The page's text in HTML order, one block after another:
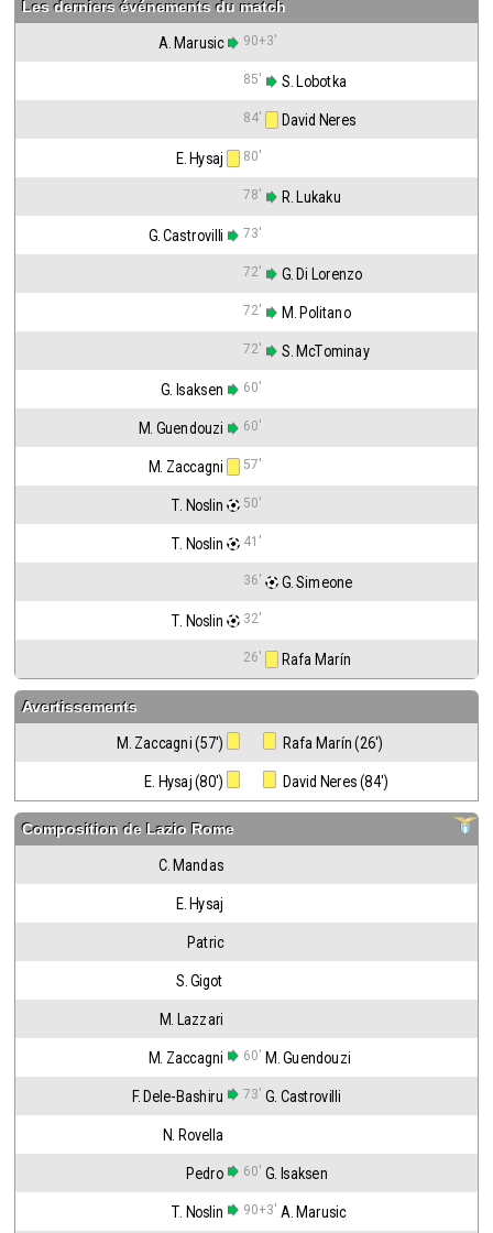
Les derniers événements du match
A. Marusic 90+3'
85' S. Lobotka
84' David Neres
E. Hysaj 80'
78' R. Lukaku
G. Castrovilli 73'
72' G. Di Lorenzo
72' M. Politano
72' S. McTominay
G. Isaksen 60'
M. Guendouzi 60'
M. Zaccagni 57'
T. Noslin 50'
T. Noslin 41'
36' G. Simeone
T. Noslin 32'
26' Rafa Marín
Avertissements
M. Zaccagni (57') Rafa Marín (26')
E. Hysaj (80') David Neres (84')
Composition de Lazio Rome
C. Mandas
E. Hysaj
Patric
S. Gigot
M. Lazzari
M. Zaccagni 60' M. Guendouzi
F. Dele-Bashiru 73' G. Castrovilli
N. Rovella
Pedro 60' G. Isaksen
T. Noslin 90+3' A. Marusic